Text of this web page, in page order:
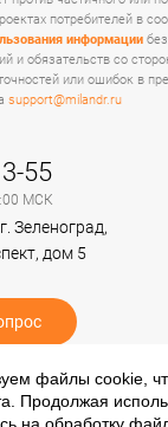
потребителей в
информации
и обязательств со
или ошибок в
support@milandr.ru
55
МСК
Зеленоград,
дом 5
технической
файлы cookie,
Продолжая